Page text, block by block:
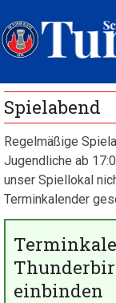
Spielabend
Regelmäßige
Jugendliche ab
unser Spiellokal
Terminkalender
einbinden